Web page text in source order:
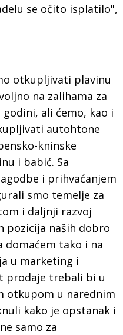
se očito isplatilo",
otkupljivati plavinu
na zalihama za
ali ćemo, kao i
autohtone
kninske
i babić. Sa
i prihvaćanjem
smo temelje za
i daljnji razvoj
pozicija naših dobro
domaćem tako i na
u marketing i
prodaje trebali bi u
otkupom u narednim
kako je opstanak i
samo za